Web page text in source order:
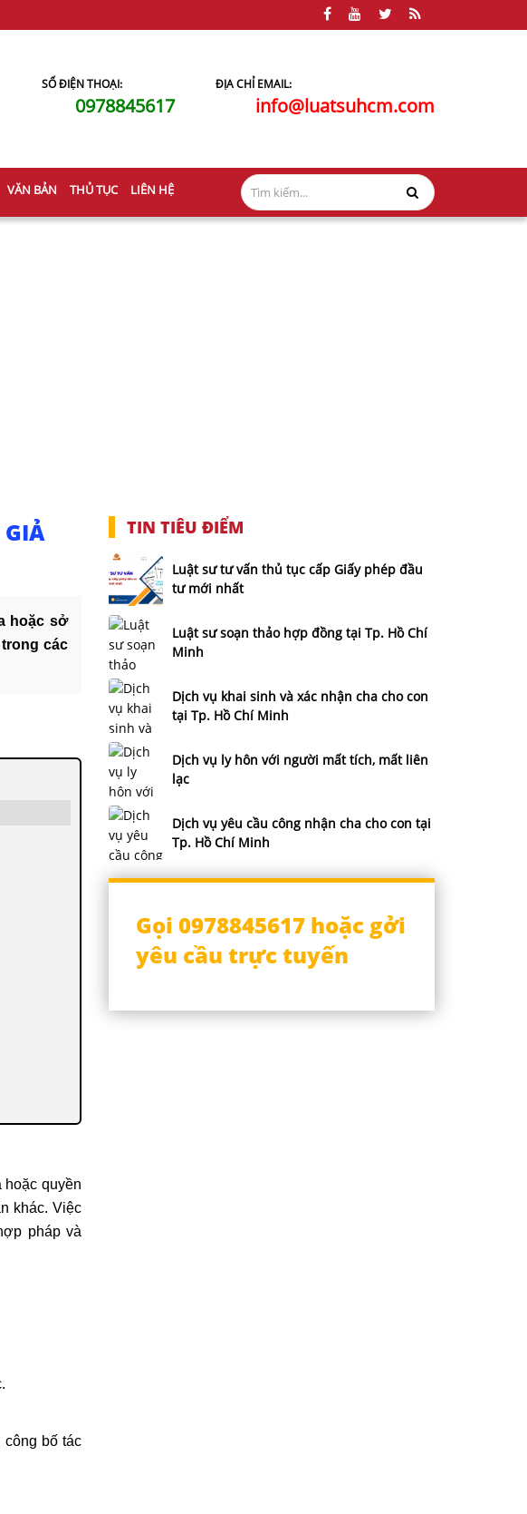
SỐ ĐIỆN THOẠI:
0978845617
ĐỊA CHỈ EMAIL:
info@luatsuhcm.com
VĂN BẢN THỦ TỤC LIÊN HỆ
hoặc sở
các
quyền
khác. Việc
pháp và
bố tác
TIN TIÊU ĐIỂM
Luật sư tư vấn thủ tục cấp Giấy phép đầu
tư mới nhất
Luật sư soạn thảo hợp đồng tại Tp. Hồ Chí
Minh
Dịch vụ khai sinh và xác nhận cha cho con
tại Tp. Hồ Chí Minh
Dịch vụ ly hôn với người mất tích, mất liên
lạc
Dịch vụ yêu cầu công nhận cha cho con tại
Tp. Hồ Chí Minh
Gọi 0978845617 hoặc gởi
yêu cầu trực tuyến